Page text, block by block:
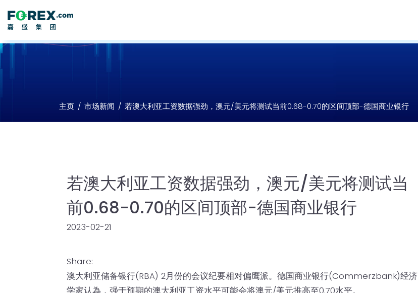
主页 市场新闻 若澳大利亚工资数据强劲，澳元/美元将测试当前0.68-0.70的区间顶部-德国商业银行
若澳大利亚工资数据强劲，澳元/美元将测试当
前0.68-0.70的区间顶部-德国商业银行
2023-02-21
Share:
澳大利亚储备银行(RBA) 2月份的会议纪要相对偏鹰派。德国商业银行(Commerzbank)经济